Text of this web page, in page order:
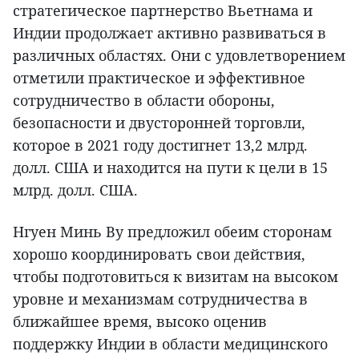
стратегическое партнерство Вьетнама и
Индии продолжает активно развиваться в
различных областях. Они с удовлетворением
отметили практическое и эффективное
сотрудничество в области обороны,
безопасности и двусторонней торговли,
которое в 2021 году достигнет 13,2 млрд.
долл. США и находится на пути к цели в 15
млрд. долл. США.
Нгуен Минь Ву предложил обеим сторонам
хорошо координировать свои действия,
чтобы подготовиться к визитам на высоком
уровне и механизмам сотрудничества в
ближайшее время, высоко оценив
поддержку Индии в области медицинского